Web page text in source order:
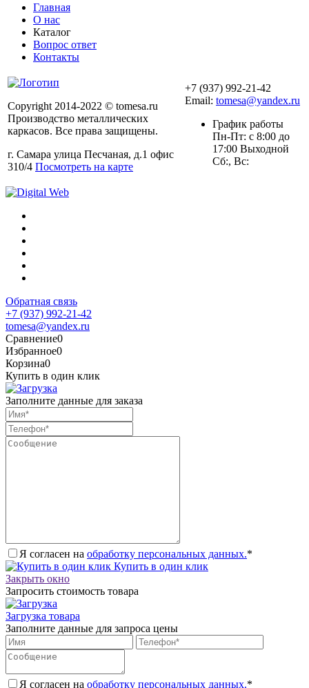
Главная
О нас
Каталог
Вопрос ответ
Контакты
Copyright 2014-2022 © tomesa.ru
Производство металлических
каркасов. Все права защищены.
г. Самара улица Песчаная, д.1 офис
310/4 Посмотреть на карте
+7 (937) 992-21-42
Email: tomesa@yandex.ru
График работы
Пн-Пт: с 8:00 до
17:00 Выходной
Сб:, Вс:
Обратная связь
+7 (937) 992-21-42
tomesa@yandex.ru
Сравнение0
Избранное0
Корзина0
Купить в один клик
Заполните данные для заказа
Я согласен на обработку персональных данных.*
Купить в один клик
Закрыть окно
Запросить стоимость товара
Загрузка товара
Заполните данные для запроса цены
Я согласен на обработку персональных данных.*